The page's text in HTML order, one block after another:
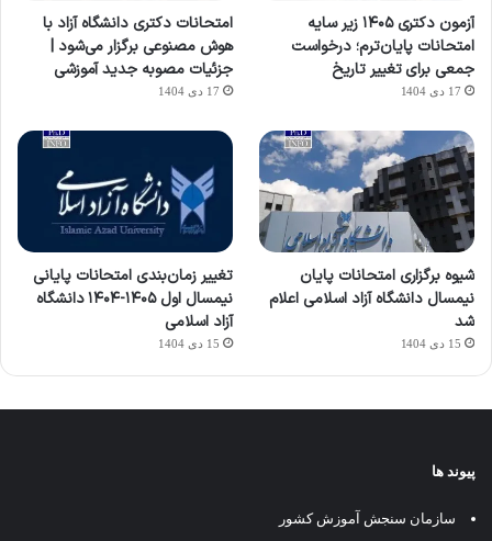
آزمون دکتری ۱۴۰۵ زیر سایه
امتحانات پایان‌ترم؛ درخواست
جمعی برای تغییر تاریخ
17 دی 1404
امتحانات دکتری دانشگاه آزاد با
هوش مصنوعی برگزار می‌شود |
جزئیات مصوبه جدید آموزشی
17 دی 1404
شیوه برگزاری امتحانات پایان
نیمسال دانشگاه آزاد اسلامی اعلام
شد
15 دی 1404
تغییر زمان‌بندی امتحانات پایانی
نیمسال اول ۱۴۰۵-۱۴۰۴ دانشگاه
آزاد اسلامی
15 دی 1404
پیوند ها
سازمان سنجش آموزش کشور